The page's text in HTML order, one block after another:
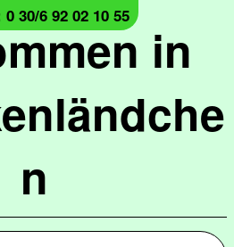
in
n
30/6 92 02 10 55